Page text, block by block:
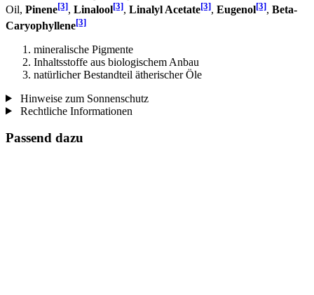
Oil, Pinene[3], Linalool[3], Linalyl Acetate[3], Eugenol[3], Beta-
Caryophyllene[3]
mineralische Pigmente
Inhaltsstoffe aus biologischem Anbau
natürlicher Bestandteil ätherischer Öle
Hinweise zum Sonnenschutz
Rechtliche Informationen
Passend dazu